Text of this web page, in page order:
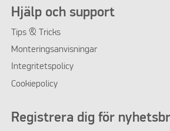
Hjälp och support
Tips & Tricks
Monteringsanvisningar
Integritetspolicy
Cookiepolicy
Registrera dig för